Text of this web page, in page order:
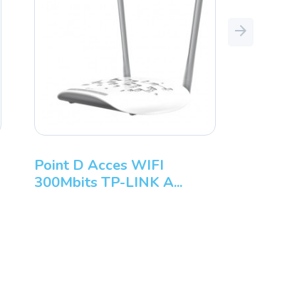
Point D Acces WIFI
300Mbits TP-LINK A...
Next